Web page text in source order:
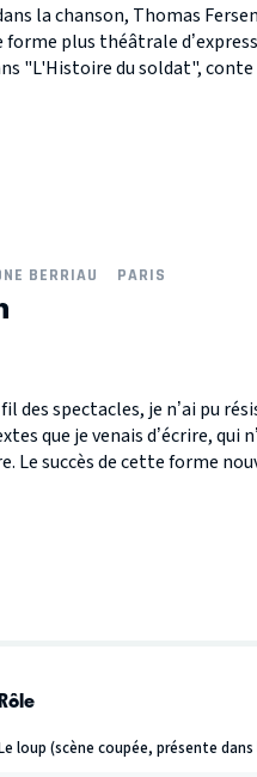
la chanson, Thomas
forme plus théâtrale
"L'Histoire du soldat",
BERRIAU
PARIS
des spectacles, je n’ai pu
que je venais d’écrire, qui
Le succès de cette forme
loup (scène coupée, présente dans